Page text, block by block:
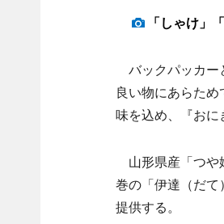
「しゃけ」
バックパッカー
良い物にあらた
味を込め、『おに
山形県産「つや
巻の「伊達（だ
提供する。